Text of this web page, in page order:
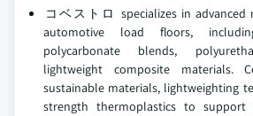
コベストロ specializes in advanced
automotive load floors,
polycarbonate blends,
lightweight composite materials.
sustainable materials, lightweighting
strength thermoplastics to